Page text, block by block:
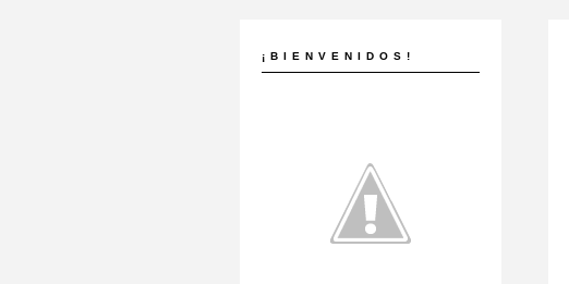
¡BIENVENIDOS!